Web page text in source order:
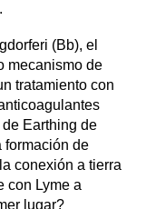
(Bb), el
mecanismo de
tratamiento con
Earthing de
formación de
conexión a tierra
con Lyme a
lugar?